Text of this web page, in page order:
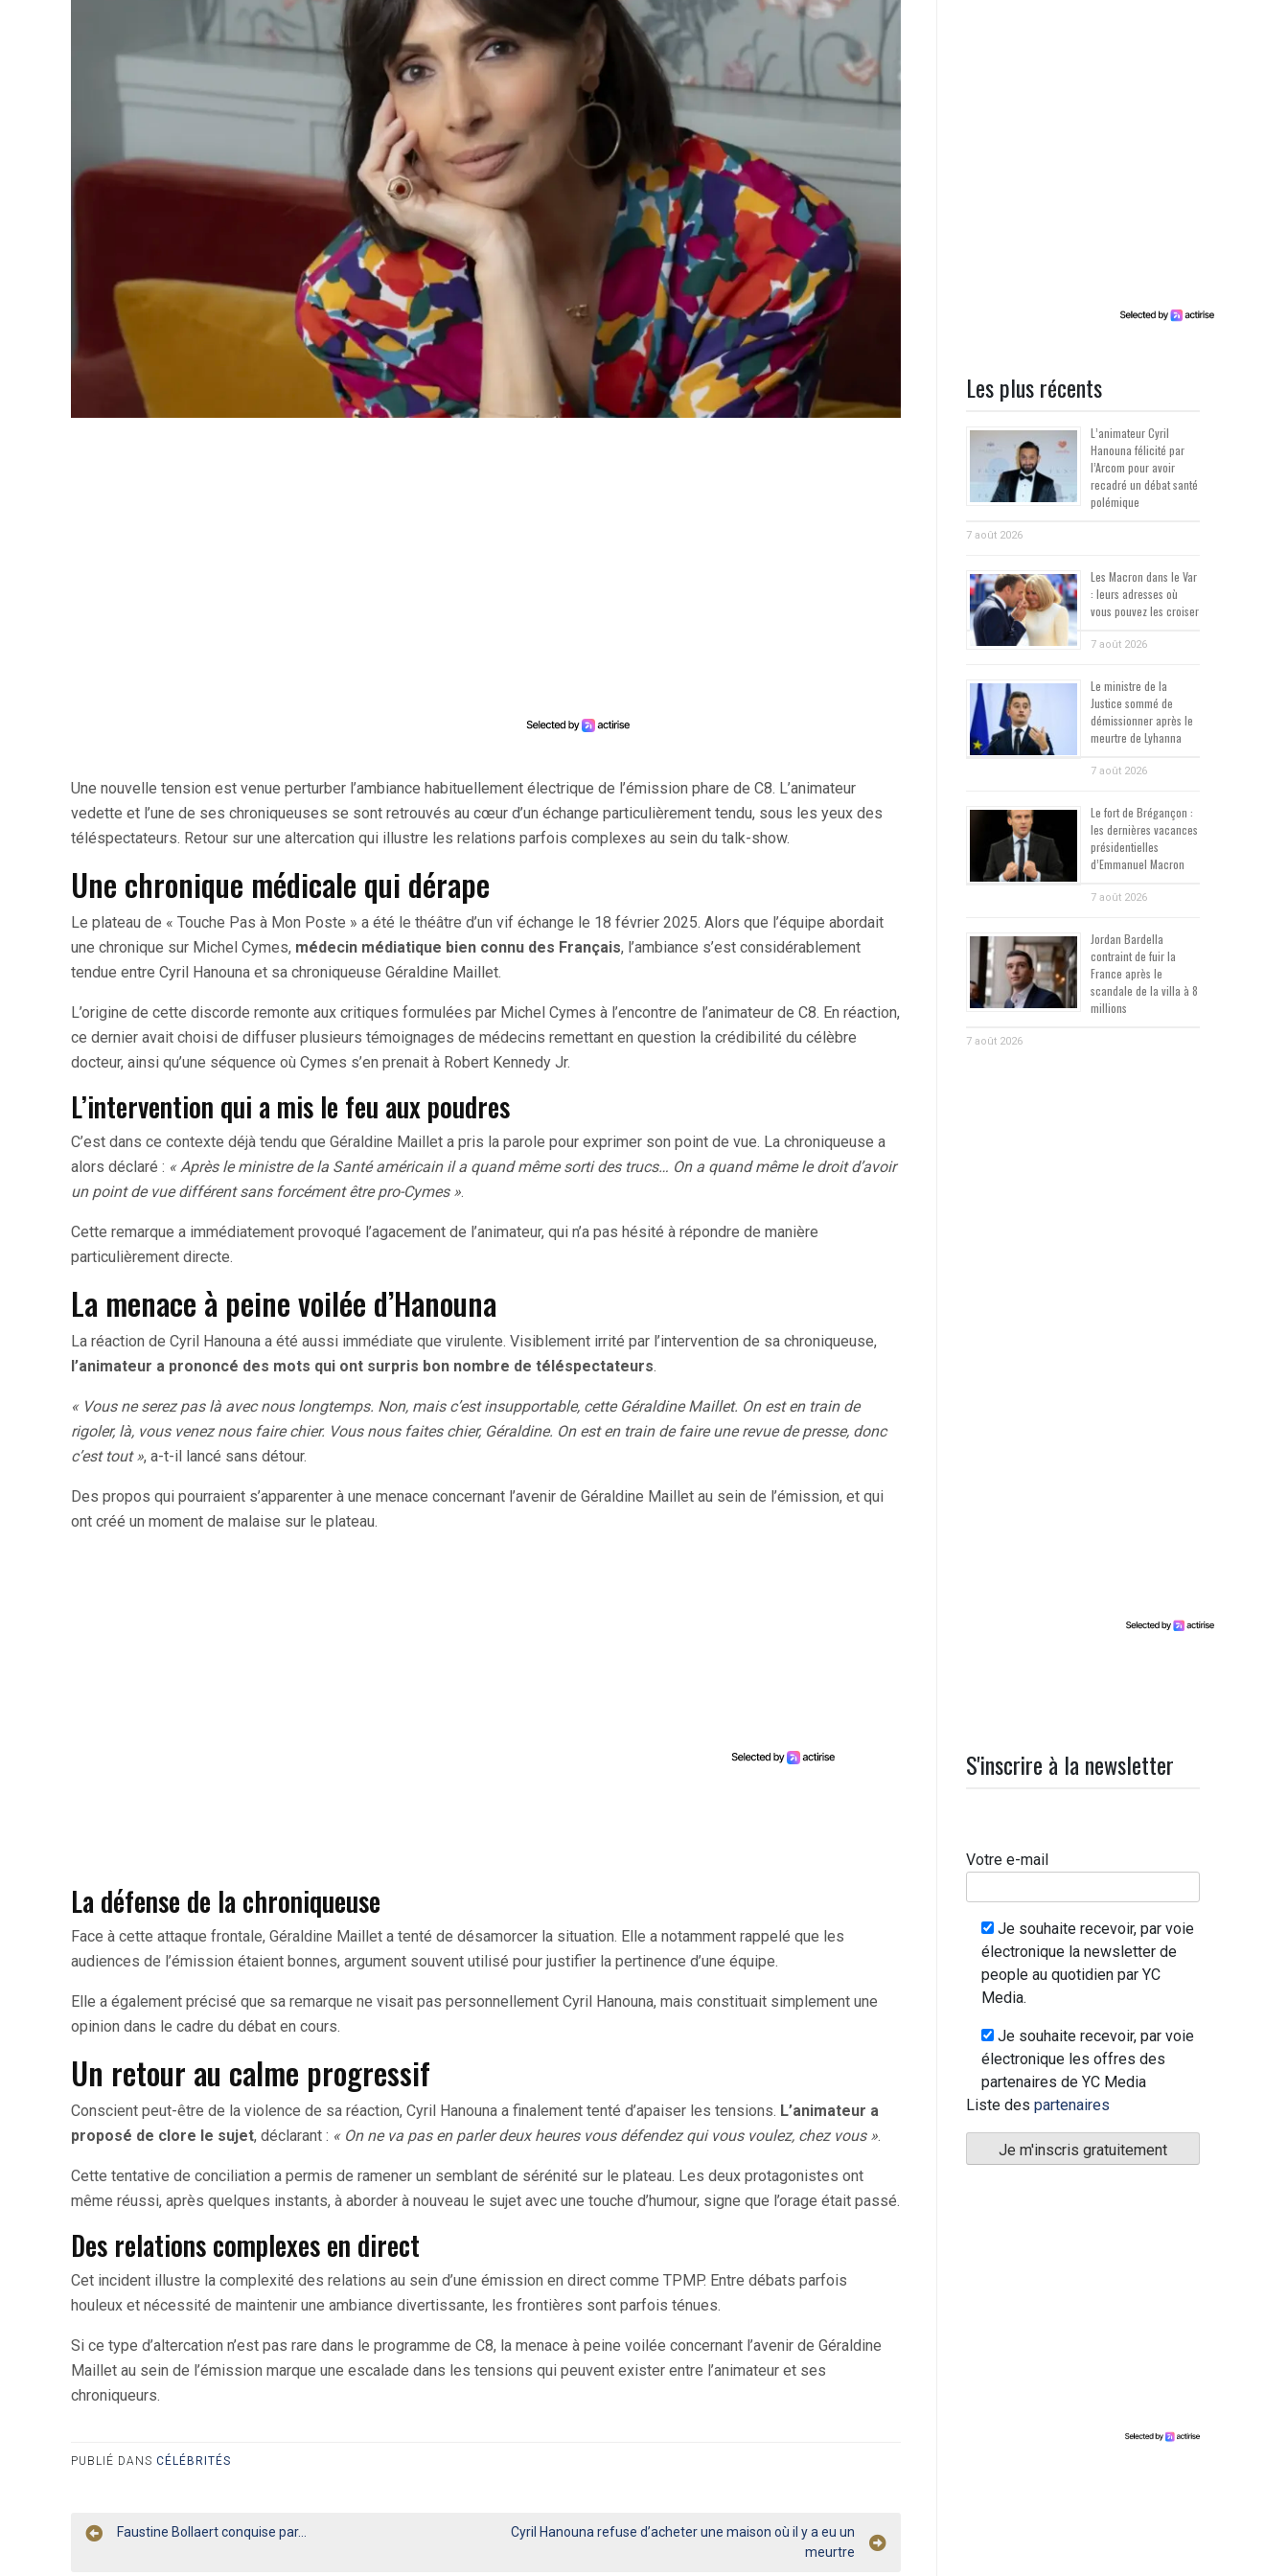
Une nouvelle tension est venue perturber l’ambiance habituellement électrique de l’émission phare de C8. L’animateur
vedette et l’une de ses chroniqueuses se sont retrouvés au cœur d’un échange particulièrement tendu, sous les yeux des
téléspectateurs. Retour sur une altercation qui illustre les relations parfois complexes au sein du talk-show.
Une chronique médicale qui dérape
Le plateau de « Touche Pas à Mon Poste » a été le théâtre d’un vif échange le 18 février 2025. Alors que l’équipe abordait
une chronique sur Michel Cymes, médecin médiatique bien connu des Français, l’ambiance s’est considérablement
tendue entre Cyril Hanouna et sa chroniqueuse Géraldine Maillet.
L’origine de cette discorde remonte aux critiques formulées par Michel Cymes à l’encontre de l’animateur de C8. En réaction,
ce dernier avait choisi de diffuser plusieurs témoignages de médecins remettant en question la crédibilité du célèbre
docteur, ainsi qu’une séquence où Cymes s’en prenait à Robert Kennedy Jr.
L’intervention qui a mis le feu aux poudres
C’est dans ce contexte déjà tendu que Géraldine Maillet a pris la parole pour exprimer son point de vue. La chroniqueuse a
alors déclaré : « Après le ministre de la Santé américain il a quand même sorti des trucs… On a quand même le droit d’avoir
un point de vue différent sans forcément être pro-Cymes ».
Cette remarque a immédiatement provoqué l’agacement de l’animateur, qui n’a pas hésité à répondre de manière
particulièrement directe.
La menace à peine voilée d’Hanouna
La réaction de Cyril Hanouna a été aussi immédiate que virulente. Visiblement irrité par l’intervention de sa chroniqueuse,
l’animateur a prononcé des mots qui ont surpris bon nombre de téléspectateurs.
« Vous ne serez pas là avec nous longtemps. Non, mais c’est insupportable, cette Géraldine Maillet. On est en train de
rigoler, là, vous venez nous faire chier. Vous nous faites chier, Géraldine. On est en train de faire une revue de presse, donc
c’est tout », a-t-il lancé sans détour.
Des propos qui pourraient s’apparenter à une menace concernant l’avenir de Géraldine Maillet au sein de l’émission, et qui
ont créé un moment de malaise sur le plateau.
La défense de la chroniqueuse
Face à cette attaque frontale, Géraldine Maillet a tenté de désamorcer la situation. Elle a notamment rappelé que les
audiences de l’émission étaient bonnes, argument souvent utilisé pour justifier la pertinence d’une équipe.
Elle a également précisé que sa remarque ne visait pas personnellement Cyril Hanouna, mais constituait simplement une
opinion dans le cadre du débat en cours.
Un retour au calme progressif
Conscient peut-être de la violence de sa réaction, Cyril Hanouna a finalement tenté d’apaiser les tensions. L’animateur a
proposé de clore le sujet, déclarant : « On ne va pas en parler deux heures vous défendez qui vous voulez, chez vous ».
Cette tentative de conciliation a permis de ramener un semblant de sérénité sur le plateau. Les deux protagonistes ont
même réussi, après quelques instants, à aborder à nouveau le sujet avec une touche d’humour, signe que l’orage était passé.
Des relations complexes en direct
Cet incident illustre la complexité des relations au sein d’une émission en direct comme TPMP. Entre débats parfois
houleux et nécessité de maintenir une ambiance divertissante, les frontières sont parfois ténues.
Si ce type d’altercation n’est pas rare dans le programme de C8, la menace à peine voilée concernant l’avenir de Géraldine
Maillet au sein de l’émission marque une escalade dans les tensions qui peuvent exister entre l’animateur et ses
chroniqueurs.
PUBLIÉ DANS CÉLÉBRITÉS
Navigation
Faustine Bollaert conquise par…
Cyril Hanouna refuse d’acheter une maison où il y a eu un
meurtre
Les plus récents
L’animateur Cyril
Hanouna félicité par
l’Arcom pour avoir
recadré un débat santé
polémique
7 août 2026
Les Macron dans le Var
: leurs adresses où
vous pouvez les croiser
7 août 2026
Le ministre de la
Justice sommé de
démissionner après le
meurtre de Lyhanna
7 août 2026
Le fort de Brégançon :
les dernières vacances
présidentielles
d’Emmanuel Macron
7 août 2026
Jordan Bardella
contraint de fuir la
France après le
scandale de la villa à 8
millions
7 août 2026
S'inscrire à la newsletter
Votre e-mail
Je souhaite recevoir, par voie
électronique la newsletter de
people au quotidien par YC
Media.
Je souhaite recevoir, par voie
électronique les offres des
partenaires de YC Media
Liste des partenaires